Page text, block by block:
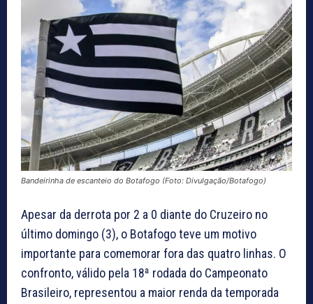
Bandeirinha de escanteio do Botafogo (Foto: Divulgação/Botafogo)
Apesar da derrota por 2 a 0 diante do Cruzeiro no
último domingo (3), o Botafogo teve um motivo
importante para comemorar fora das quatro linhas. O
confronto, válido pela 18ª rodada do Campeonato
Brasileiro, representou a maior renda da temporada